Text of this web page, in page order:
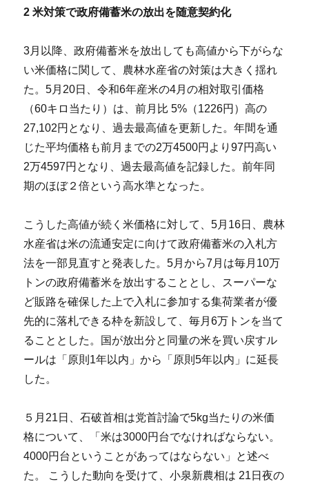
2米対策で政府備蓄米の放出を随意契約化
3月以降、政府備蓄米を放出しても高値から下がらな
い米価格に関して、農林水産省の対策は大きく揺れ
た。5月20日、令和6年産米の4月の相対取引価格
（60キロ当たり）は、前月比 5%（1226円）高の
27,102円となり、過去最高値を更新した。年間を通
じた平均価格も前月までの2万4500円より97円高い
2万4597円となり、過去最高値を記録した。前年同
期のほぼ２倍という高水準となった。
こうした高値が続く米価格に対して、5月16日、農林
水産省は米の流通安定に向けて政府備蓄米の入札方
法を一部見直すと発表した。5月から7月は毎月10万
トンの政府備蓄米を放出することとし、スーパーな
ど販路を確保した上で入札に参加する集荷業者が優
先的に落札できる枠を新設して、毎月6万トンを当て
ることとした。国が放出分と同量の米を買い戻すル
ールは「原則1年以内」から「原則5年以内」に延長
した。
５月21日、石破首相は党首討論で5kg当たりの米価
格について、「米は3000円台でなければならない。
4000円台ということがあってはならない」と述べ
た。 こうした動向を受けて、小泉新農相は 21日夜の